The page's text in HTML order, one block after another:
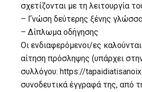
σχετίζονται με τη λειτουργία
– Γνώση δεύτερης ξένης
– Δίπλωμα οδήγησης
Οι ενδιαφερόμενοι/ες
αίτηση πρόσληψης (υπάρχει
συλλόγου: https://
συνοδευτικά έγγραφά της, από